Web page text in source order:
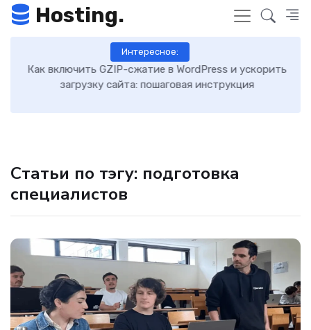
Hosting.
Интересное:
Как включить GZIP-сжатие в WordPress и ускорить
загрузку сайта: пошаговая инструкция
Статьи по тэгу: подготовка
специалистов